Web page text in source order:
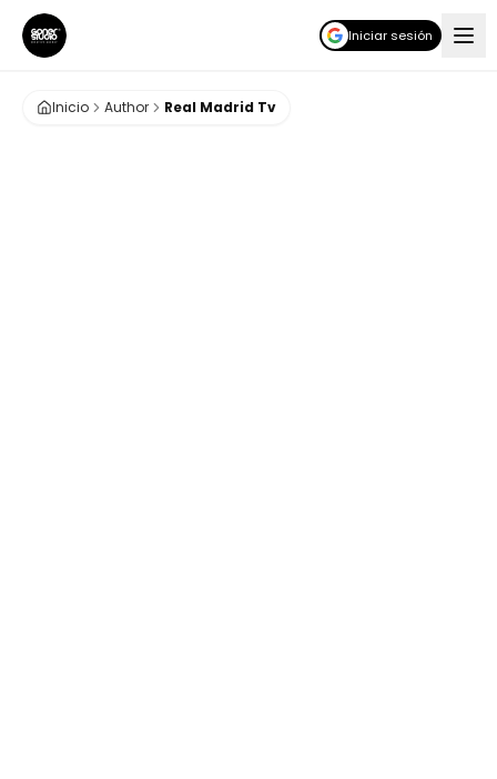
Iniciar sesión
Inicio Author Real Madrid Tv